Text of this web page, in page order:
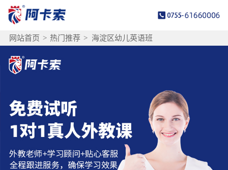
网站首页 > 热门推荐 > 海淀区幼儿英语班